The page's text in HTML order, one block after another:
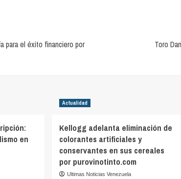
para el éxito financiero por
Toro
en
Actualidad
Kellogg adelanta eliminación de
colorantes artificiales y
conservantes en sus cereales
por purovinotinto.com
Ultimas Noticias Venezuela